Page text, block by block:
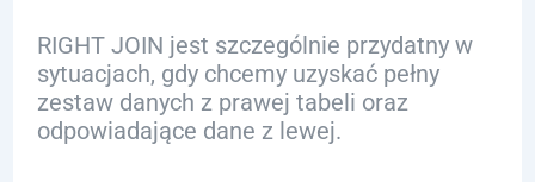
RIGHT JOIN jest szczególnie przydatny w
sytuacjach, gdy chcemy uzyskać pełny
zestaw danych z prawej tabeli oraz
odpowiadające dane z lewej.